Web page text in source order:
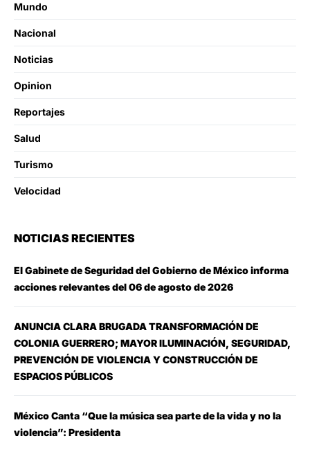
Mundo
Nacional
Noticias
Opinion
Reportajes
Salud
Turismo
Velocidad
NOTICIAS RECIENTES
El Gabinete de Seguridad del Gobierno de México informa
acciones relevantes del 06 de agosto de 2026
ANUNCIA CLARA BRUGADA TRANSFORMACIÓN DE
COLONIA GUERRERO; MAYOR ILUMINACIÓN, SEGURIDAD,
PREVENCIÓN DE VIOLENCIA Y CONSTRUCCIÓN DE
ESPACIOS PÚBLICOS
México Canta “Que la música sea parte de la vida y no la
violencia”: Presidenta